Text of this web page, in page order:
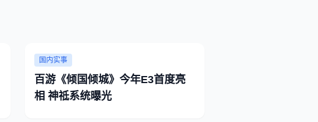
国内实事
百游《倾国倾城》今年E3首度亮
相 神祗系统曝光